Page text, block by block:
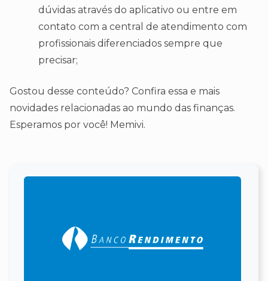
dúvidas através do aplicativo ou entre em
contato com a central de atendimento com
profissionais diferenciados sempre que
precisar;
Gostou desse conteúdo? Confira essa e mais
novidades relacionadas ao mundo das finanças.
Esperamos por você! Memivi.